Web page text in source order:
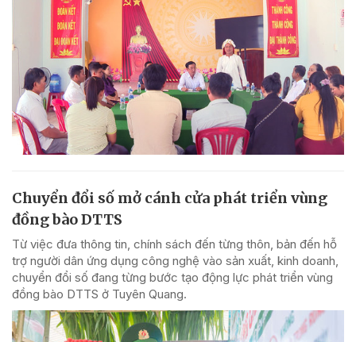
Chuyển đổi số mở cánh cửa phát triển vùng
đồng bào DTTS
Từ việc đưa thông tin, chính sách đến từng thôn, bản đến hỗ
trợ người dân ứng dụng công nghệ vào sản xuất, kinh doanh,
chuyển đổi số đang từng bước tạo động lực phát triển vùng
đồng bào DTTS ở Tuyên Quang.